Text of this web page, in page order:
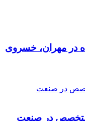
در مهران، خسروی
متخصص در صنعت